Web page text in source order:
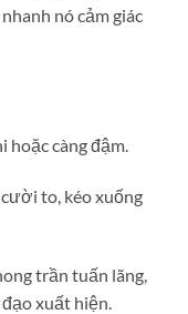
nó cảm giác
hoặc càng đậm.
to, kéo xuống
trần tuấn lãng,
xuất hiện.